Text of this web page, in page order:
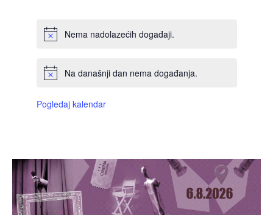
Nema nadolazećih događaji.
Na današnji dan nema događanja.
Pogledaj kalendar